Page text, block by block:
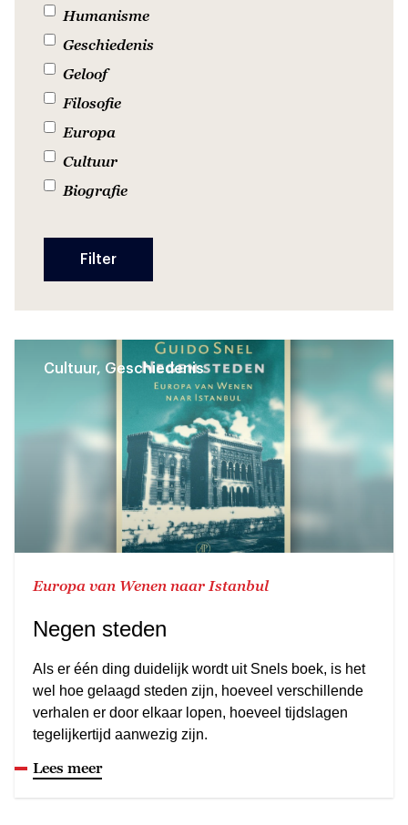
Humanisme
Geschiedenis
Geloof
Filosofie
Europa
Cultuur
Biografie
Cultuur, Geschiedenis
Europa van Wenen naar Istanbul
Negen steden
Als er één ding duidelijk wordt uit Snels boek, is het
wel hoe gelaagd steden zijn, hoeveel verschillende
verhalen er door elkaar lopen, hoeveel tijdslagen
tegelijkertijd aanwezig zijn.
Lees meer